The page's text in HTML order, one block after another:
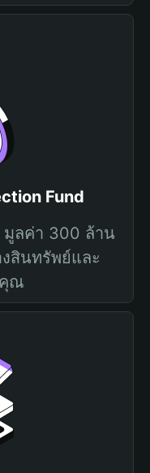
Fund
มูลค่า 300 ล้าน
สินทรัพย์และ
ณ